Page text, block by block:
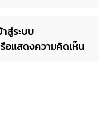
าสู่ระบบ
อแสดงความคิดเห็น